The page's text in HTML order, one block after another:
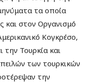
τα οποία
στον Οργανισμό
Κογκρέσο,
την Τουρκία και
των τουρκικών
την